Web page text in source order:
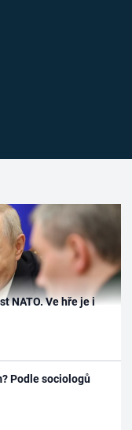
NATO. Ve hře je i
Podle sociologů